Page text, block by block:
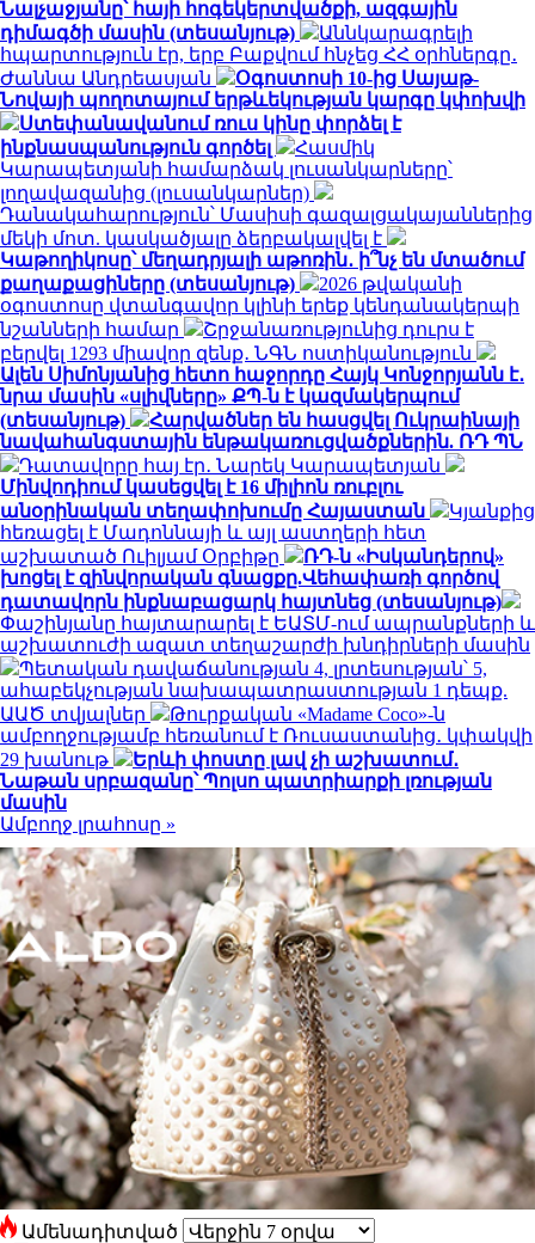
Նալչաջյանը՝ հայի հոգեկերտվածքի, ազգային
դիմագծի մասին (տեսանյութ)
Աննկարագրելի
հպարտություն էր, երբ Բաքվում հնչեց ՀՀ օրհներգը․
Ժաննա Անդրեասյան
Օգոստոսի 10-ից Սայաթ-
Նովայի պողոտայում երթևեկության կարգը կփոխվի
Ստեփանավանում ռուս կինը փորձել է
ինքնասպանություն գործել
Հասմիկ
Կարապետյանի համարձակ լուսանկարները՝
լողավազանից (լուսանկարներ)
Դանակահարություն՝ Մասիսի գազալցակայաններից
մեկի մոտ. կասկածյալը ձերբակալվել է
Կաթողիկոսը՝ մեղադրյալի աթոռին․ ի՞նչ են մտածում
քաղաքացիները (տեսանյութ)
2026 թվականի
օգոստոսը վտանգավոր կլինի երեք կենդանակերպի
նշանների համար
Շրջանառությունից դուրս է
բերվել 1293 միավոր զենք․ ՆԳՆ ոստիկանություն
Ալեն Սիմոնյանից հետո հաջորդը Հայկ Կոնջորյանն է․
նրա մասին «սլիվները» ՔՊ-ն է կազմակերպում
(տեսանյութ)
Հարվածներ են հասցվել Ուկրաինայի
նավահանգստային ենթակառուցվածքներին. ՌԴ ՊՆ
Դատավորը հայ էր․ Նարեկ Կարապետյան
Մինվոդիում կասեցվել է 16 միլիոն ռուբլու
անօրինական տեղափոխումը Հայաստան
Կյանքից
հեռացել է Մադոննայի և այլ աստղերի հետ
աշխատած Ուիլյամ Օրբիթը
ՌԴ-ն «Իսկանդերով»
խոցել է զինվորական գնացքը.Վեհափառի գործով
դատավորն ինքնաբացարկ հայտնեց (տեսանյութ)
Փաշինյանը հայտարարել է ԵԱՏՄ-ում ապրանքների և
աշխատուժի ազատ տեղաշարժի խնդիրների մասին
Պետական դավաճանության 4, լրտեսության՝ 5,
ահաբեկչության նախապատրաստության 1 դեպք.
ԱԱԾ տվյալներ
Թուրքական «Madame Coco»-ն
ամբողջությամբ հեռանում է Ռուսաստանից․ կփակվի
29 խանութ
Երևի փոստը լավ չի աշխատում․
Նաթան սրբազանը՝ Պոլսո պատրիարքի լռության
մասին
Ամբողջ լրահոսը »
Ամենադիտված